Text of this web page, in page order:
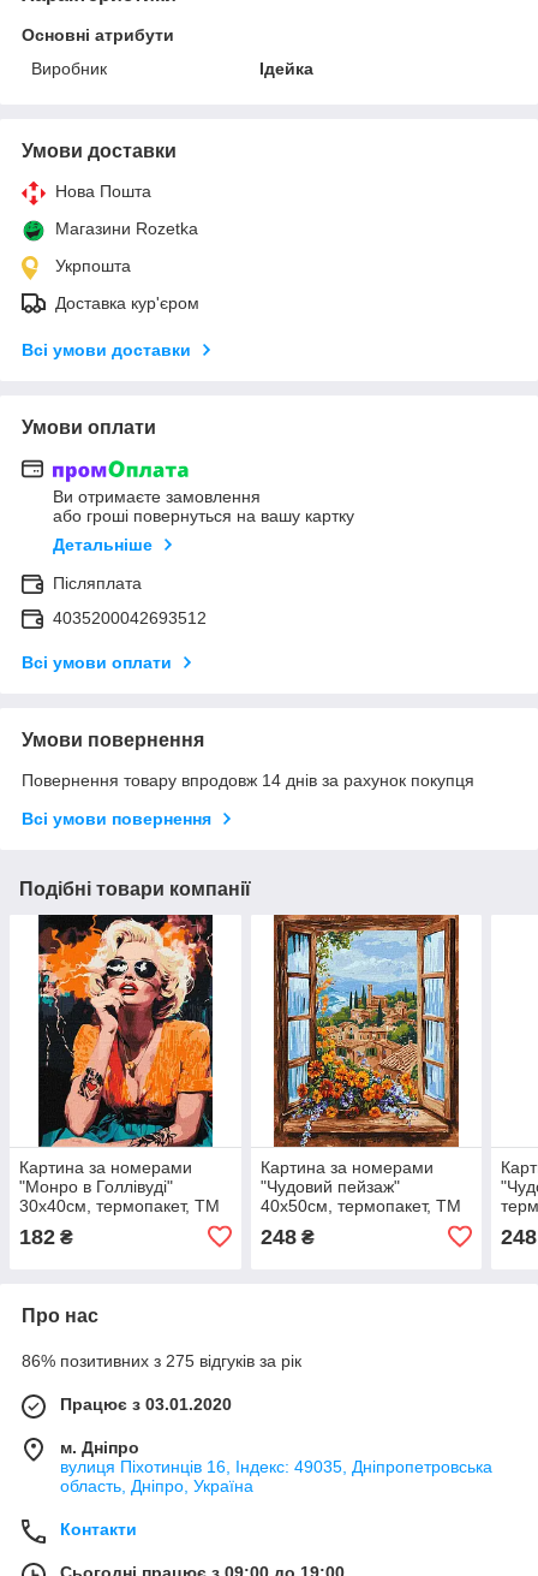
Основні атрибути
Виробник
Ідейка
Умови доставки
Нова Пошта
Магазини Rozetka
Укрпошта
Доставка кур'єром
Всі умови доставки
Умови оплати
Ви отримаєте замовлення
або гроші повернуться на вашу картку
Детальніше
Післяплата
4035200042693512
Всі умови оплати
Умови повернення
Повернення товару впродовж 14 днів за рахунок покупця
Всі умови повернення
Подібні товари компанії
Картина за номерами
"Монро в Голлівуді"
30х40см, термопакет, ТМ
182 ₴
Картина за номерами
"Чудовий пейзаж"
40х50см, термопакет, ТМ
248₴ 248
Про нас
86% позитивних з 275 відгуків за рік
Працює з 03.01.2020
м. Дніпро
вулиця Піхотинців 16, Індекс: 49035, Дніпропетровська
область, Дніпро, Україна
Контакти